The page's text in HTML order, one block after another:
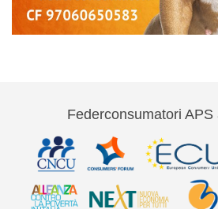
Federconsumatori APS